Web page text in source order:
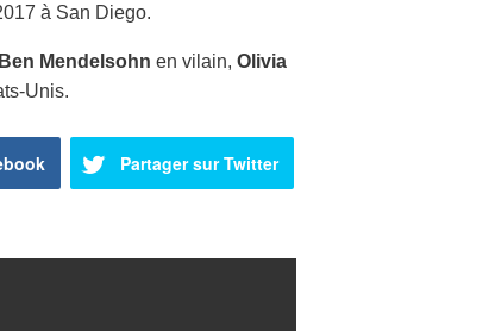
à San Diego.
Ben Mendelsohn en vilain, Olivia
Unis.
Partager sur Twitter